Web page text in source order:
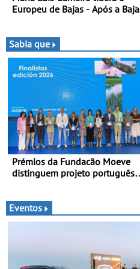
Europeu de Bajas - Após a Baja
Sabia que
Prémios da Fundacão Moeve
distinguem projeto português
Eventos